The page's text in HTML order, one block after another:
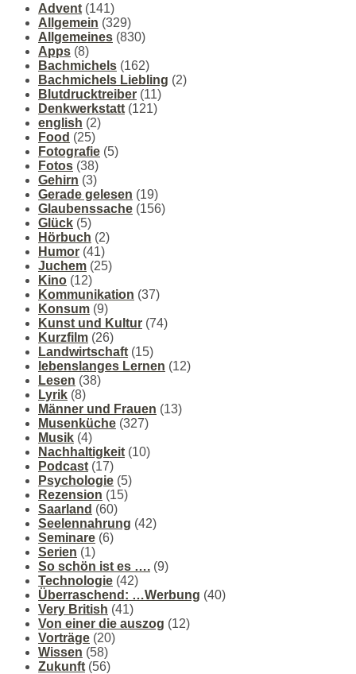
Advent (141)
Allgemein (329)
Allgemeines (830)
Apps (8)
Bachmichels (162)
Bachmichels Liebling (2)
Blutdrucktreiber (11)
Denkwerkstatt (121)
english (2)
Food (25)
Fotografie (5)
Fotos (38)
Gehirn (3)
Gerade gelesen (19)
Glaubenssache (156)
Glück (5)
Hörbuch (2)
Humor (41)
Juchem (25)
Kino (12)
Kommunikation (37)
Konsum (9)
Kunst und Kultur (74)
Kurzfilm (26)
Landwirtschaft (15)
lebenslanges Lernen (12)
Lesen (38)
Lyrik (8)
Männer und Frauen (13)
Musenküche (327)
Musik (4)
Nachhaltigkeit (10)
Podcast (17)
Psychologie (5)
Rezension (15)
Saarland (60)
Seelennahrung (42)
Seminare (6)
Serien (1)
So schön ist es …. (9)
Technologie (42)
Überraschend: …Werbung (40)
Very British (41)
Von einer die auszog (12)
Vorträge (20)
Wissen (58)
Zukunft (56)